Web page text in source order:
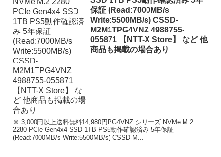
保証 (Read:7000MB/s
Write:5500MB/s) CSSD-
M2M1TPG4VNZ 4988755-
055871 【NTT-X Store】 など 他
商品も掲載の場合あり
※ 3,000円以上送料無料14,980円PG4VNZ シリーズ NVMe M.2
2280 PCIe Gen4x4 SSD 1TB PS5動作確認済み 5年保証
(Read:7000MB/s Write:5500MB/s) CSSD-M...